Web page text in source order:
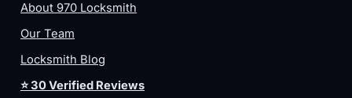
About 970 Locksmith
Our Team
Locksmith Blog
⭐ 30 Verified Reviews